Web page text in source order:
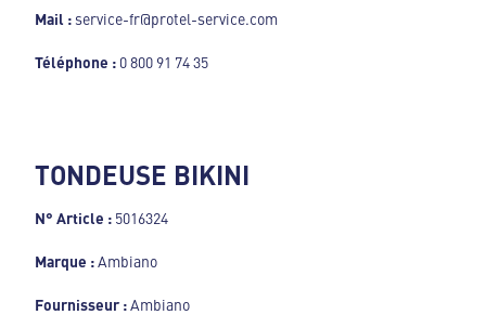
Mail : service-fr@protel-service.com
Téléphone : 0 800 91 74 35
TONDEUSE BIKINI
N° Article : 5016324
Marque :Ambiano
Fournisseur :Ambiano